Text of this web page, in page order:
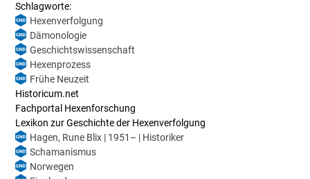
Schlagworte:
Hexenverfolgung
Dämonologie
Geschichtswissenschaft
Hexenprozess
Frühe Neuzeit
Historicum.net
Fachportal Hexenforschung
Lexikon zur Geschichte der Hexenverfolgung
Hagen, Rune Blix | 1951– | Historiker
Schamanismus
Norwegen